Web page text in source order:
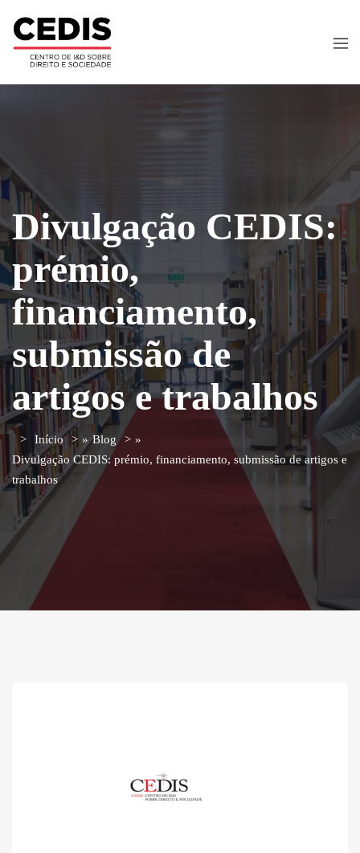
Divulgação CEDIS:
prémio,
financiamento,
submissão de
artigos e trabalhos
Início » Blog
»
Divulgação CEDIS: prémio, financiamento, submissão de artigos e
trabalhos